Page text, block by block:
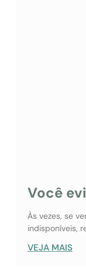
Você
Às vezes, se
indisponíveis,
VEJA MAIS